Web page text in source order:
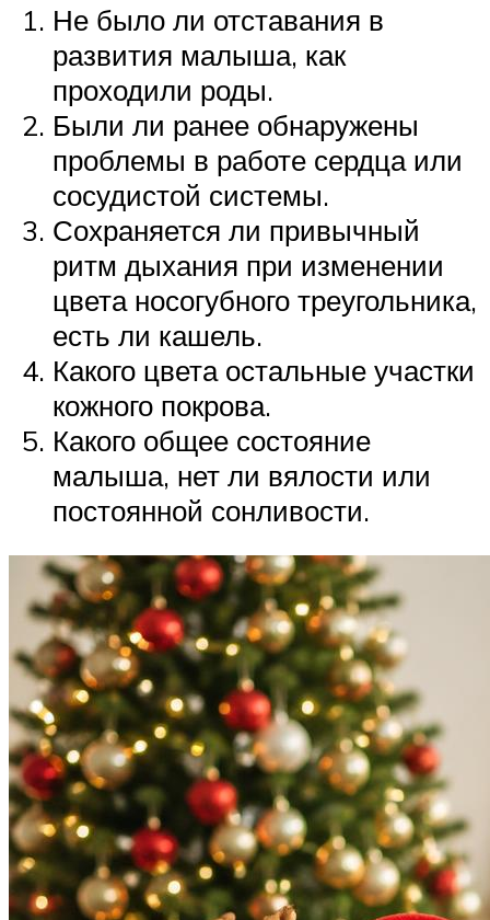
Не было ли отставания в
развития малыша, как
проходили роды.
Были ли ранее обнаружены
проблемы в работе сердца или
сосудистой системы.
Сохраняется ли привычный
ритм дыхания при изменении
цвета носогубного треугольника,
есть ли кашель.
Какого цвета остальные участки
кожного покрова.
Какого общее состояние
малыша, нет ли вялости или
постоянной сонливости.